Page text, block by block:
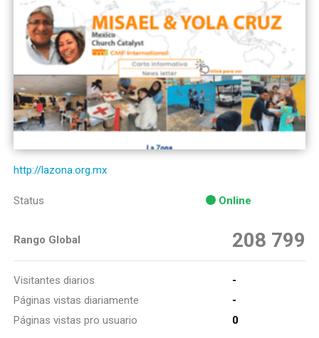
http://lazona.org.mx
Status Online
Rango Global 208 799
Visitantes diarios
-
Páginas vistas diariamente
-
Páginas vistas pro usuario
0